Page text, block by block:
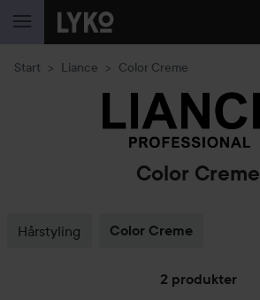
GÅ TIL INNHOLD
Start Liance Color Creme
Color Creme
Hårstyling Color Creme
2 produkter